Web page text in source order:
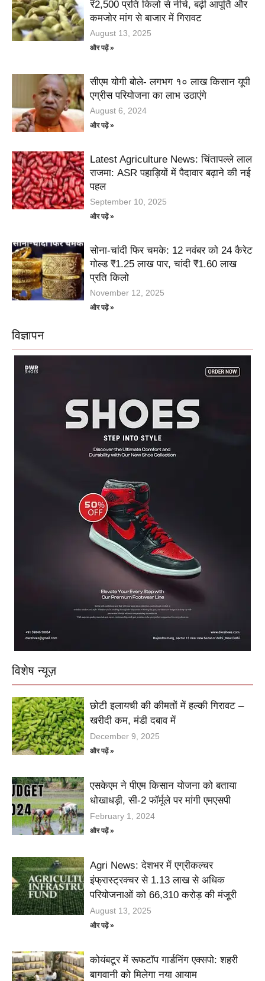
₹2,500 प्रति किलो से नीचे, बढ़ी आपूर्ति और
कमजोर मांग से बाजार में गिरावट
August 13, 2025
और पढ़ें »
सीएम योगी बोले- लगभग १० लाख किसान यूपी
एग्रीस परियोजना का लाभ उठाएंगे
August 6, 2024
और पढ़ें »
Latest Agriculture News: चिंतापल्ले लाल
राजमा: ASR पहाड़ियों में पैदावार बढ़ाने की नई
पहल
September 10, 2025
और पढ़ें »
सोना-चांदी फिर चमके: 12 नवंबर को 24 कैरेट
गोल्ड ₹1.25 लाख पार, चांदी ₹1.60 लाख
प्रति किलो
November 12, 2025
और पढ़ें »
विज्ञापन
विशेष न्यूज़
छोटी इलायची की कीमतों में हल्की गिरावट –
खरीदी कम, मंडी दबाव में
December 9, 2025
और पढ़ें »
एसकेएम ने पीएम किसान योजना को बताया
धोखाधड़ी, सी-2 फॉर्मूले पर मांगी एमएसपी
February 1, 2024
और पढ़ें »
Agri News: देशभर में एग्रीकल्चर
इंफ्रास्ट्रक्चर से 1.13 लाख से अधिक
परियोजनाओं को 66,310 करोड़ की मंजूरी
August 13, 2025
और पढ़ें »
कोयंबटूर में रूफटॉप गार्डनिंग एक्सपो: शहरी
बागवानी को मिलेगा नया आयाम